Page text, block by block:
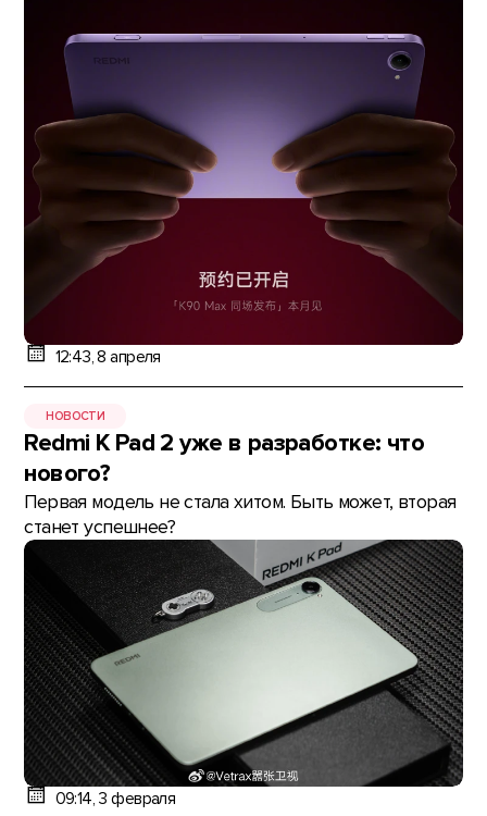
12:43, 8 апреля
НОВОСТИ
Redmi K Pad 2 уже в разработке: что
нового?
Первая модель не стала хитом. Быть может, вторая
станет успешнее?
09:14, 3 февраля